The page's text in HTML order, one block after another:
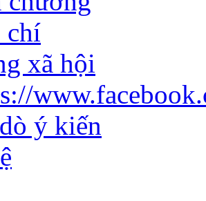
chí
xã hội
ý kiến